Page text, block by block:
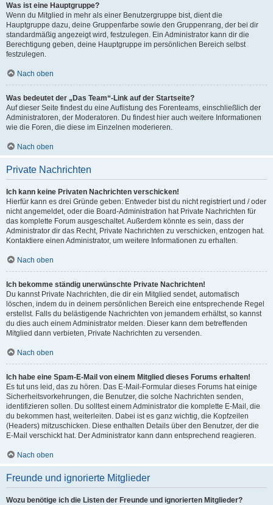
Was ist eine Hauptgruppe?
Wenn du Mitglied in mehr als einer Benutzergruppe bist, dient die
Hauptgruppe dazu, deine Gruppenfarbe sowie den Gruppenrang, der bei dir
standardmäßig angezeigt wird, festzulegen. Ein Administrator kann dir die
Berechtigung geben, deine Hauptgruppe im persönlichen Bereich selbst
festzulegen.
Nach oben
Was bedeutet der „Das Team“-Link auf der Startseite?
Auf dieser Seite findest du eine Auflistung des Forenteams, einschließlich der
Administratoren, der Moderatoren. Du findest hier auch weitere Informationen
wie die Foren, die diese im Einzelnen moderieren.
Nach oben
Private Nachrichten
Ich kann keine Privaten Nachrichten verschicken!
Hierfür kann es drei Gründe geben: Entweder bist du nicht registriert und / oder
nicht angemeldet, oder die Board-Administration hat Private Nachrichten für
das komplette Forum ausgeschaltet. Außerdem könnte es sein, dass der
Administrator dir das Recht, Private Nachrichten zu verschicken, entzogen hat.
Kontaktiere einen Administrator, um weitere Informationen zu erhalten.
Nach oben
Ich bekomme ständig unerwünschte Private Nachrichten!
Du kannst Private Nachrichten, die dir ein Mitglied sendet, automatisch
löschen, indem du in deinem persönlichen Bereich eine entsprechende Regel
erstellst. Falls du belästigende Nachrichten von jemandem erhältst, so kannst
du dies auch einem Administrator melden. Dieser kann dem betreffenden
Mitglied dann verbieten, Private Nachrichten zu versenden.
Nach oben
Ich habe eine Spam-E-Mail von einem Mitglied dieses Forums erhalten!
Es tut uns leid, das zu hören. Das E-Mail-Formular dieses Forums hat einige
Sicherheitsvorkehrungen, die Benutzer, die solche Nachrichten senden,
identifizieren sollen. Du solltest einem Administrator die komplette E-Mail, die
du bekommen hast, weiterleiten. Dabei ist es ganz wichtig, die Kopfzeilen
(Headers) mitzuschicken. Diese enthalten Details über den Benutzer, der die
E-Mail verschickt hat. Der Administrator kann dann entsprechend reagieren.
Nach oben
Freunde und ignorierte Mitglieder
Wozu benötige ich die Listen der Freunde und ignorierten Mitglieder?